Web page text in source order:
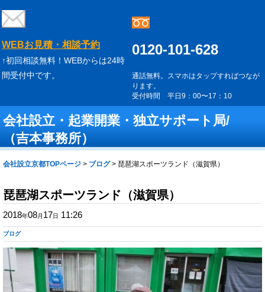
WEBお見積・相談予約
↑初回相談無料！WEBからは24時
間受付中です。
0120-101-628
通話無料。スマホはタップすればつなが
ります。
受付時間 平日9：00〜17：10
会社設立・起業開業・独立サポート局/
（吉本事務所）
会社設立京都TOPページ > ブログ > 琵琶湖スポーツランド（滋賀県）
琵琶湖スポーツランド（滋賀県）
2018年08月 17日 11:26
ブログ